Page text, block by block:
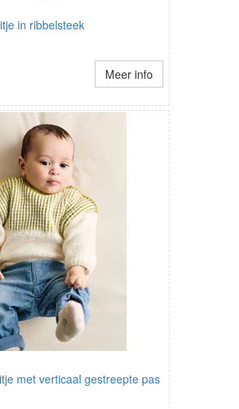
in ribbelsteek
Meer info
met verticaal gestreepte pas